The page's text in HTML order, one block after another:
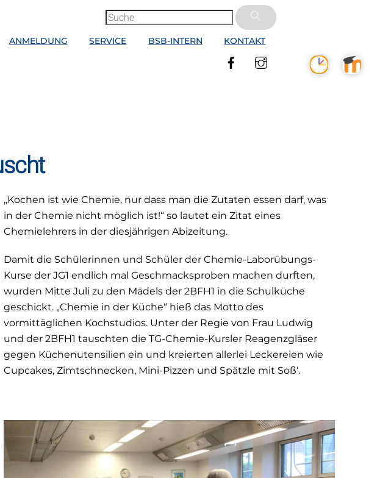
ANMELDUNG SERVICE BSB-INTERN KONTAKT
FacebookInstagram
„Kochen ist wie Chemie, nur dass man die Zutaten essen darf, was
in der Chemie nicht möglich ist!“ so lautet ein Zitat eines
Chemielehrers in der diesjährigen Abizeitung.
Damit die Schülerinnen und Schüler der Chemie-Laborübungs-
Kurse der JG1 endlich mal Geschmacksproben machen durften,
wurden Mitte Juli zu den Mädels der 2BFH1 in die Schulküche
geschickt. „Chemie in der Küche“ hieß das Motto des
vormittäglichen Kochstudios. Unter der Regie von Frau Ludwig
und der 2BFH1 tauschten die TG-Chemie-Kursler Reagenzgläser
gegen Küchenutensilien ein und kreierten allerlei Leckereien wie
Cupcakes, Zimtschnecken, Mini-Pizzen und Spätzle mit Soß‘.